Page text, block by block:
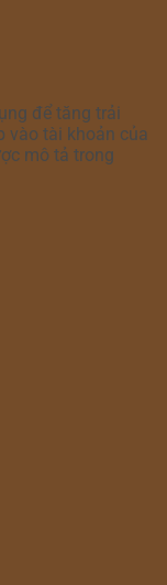
để tăng trải
vào tài khoản của
mô tả trong